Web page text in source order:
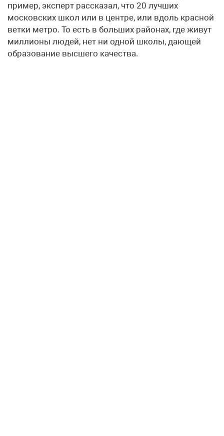
пример, эксперт рассказал, что 20 лучших
московских школ или в центре, или вдоль красной
ветки метро. То есть в больших районах, где живут
миллионы людей, нет ни одной школы, дающей
образование высшего качества.